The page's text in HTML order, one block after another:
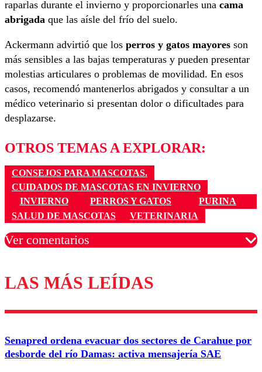
raparlas durante el invierno y proporcionarles una cama
abrigada que las aísle del frío del suelo.
Ackermann advirtió que los perros y gatos mayores son
más sensibles a las bajas temperaturas y pueden presentar
molestias articulares o problemas de movilidad. En esos
casos, recomendó mantenerlos abrigados y consultar a un
médico veterinario si presentan dolor o dificultades para
desplazarse.
OTROS TEMAS A EXPLORAR:
CONSEJOS PARA MASCOTAS.
CUIDADOS DE MASCOTAS EN INVIERNO
INVIERNO
PERROS Y GATOS
PURINA
SALUD DE MASCOTAS
VETERINARIA
Ver comentarios
Los comentarios son moderados para garantizar un
diálogo respetuoso.
Correo
LAS MÁS LEÍDAS
Senapred ordena evacuar dos sectores de Carahue por
desborde del río Damas: activa mensajería SAE